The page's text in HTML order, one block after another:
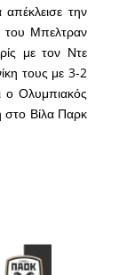
απέκλεισε την
του Μπελτραν
με τον Ντε
τους με 3-2
ο Ολυμπιακός
στο Βίλα Παρκ